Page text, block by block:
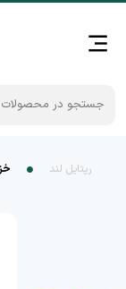
رپتایل لند